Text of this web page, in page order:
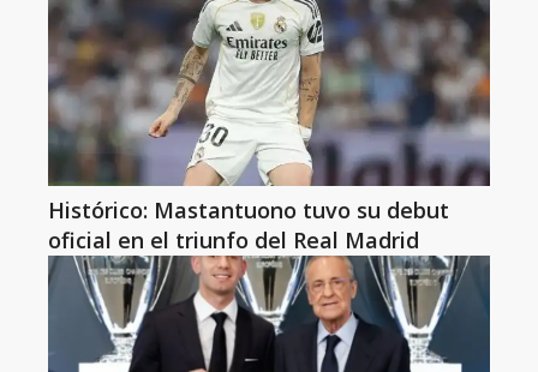
Histórico: Mastantuono tuvo su debut
oficial en el triunfo del Real Madrid